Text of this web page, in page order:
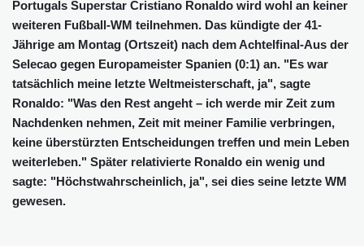
Portugals Superstar Cristiano Ronaldo wird wohl an keiner
weiteren Fußball-WM teilnehmen. Das kündigte der 41-
Jährige am Montag (Ortszeit) nach dem Achtelfinal-Aus der
Selecao gegen Europameister Spanien (0:1) an. "Es war
tatsächlich meine letzte Weltmeisterschaft, ja", sagte
Ronaldo: "Was den Rest angeht – ich werde mir Zeit zum
Nachdenken nehmen, Zeit mit meiner Familie verbringen,
keine überstürzten Entscheidungen treffen und mein Leben
weiterleben." Später relativierte Ronaldo ein wenig und
sagte: "Höchstwahrscheinlich, ja", sei dies seine letzte WM
gewesen.